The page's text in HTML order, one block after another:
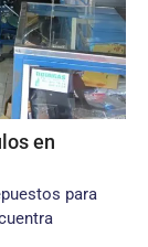
en
para